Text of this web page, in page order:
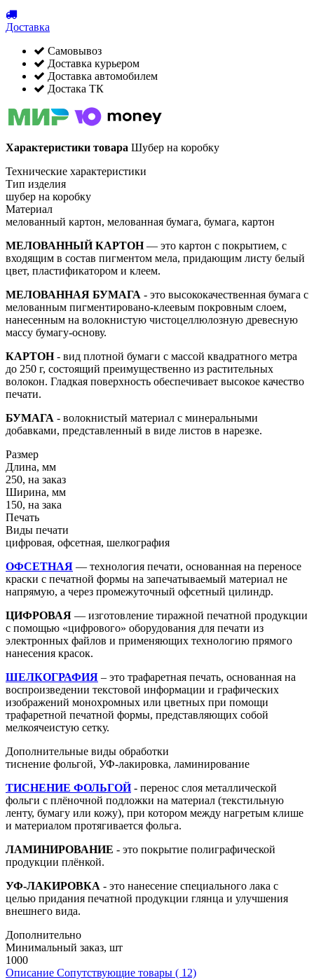
Доставка
Самовывоз
Доставка курьером
Доставка автомобилем
Достака ТК
Характеристики товара Шубер на коробку
Технические характеристики
Тип изделия
шубер на коробку
Материал
мелованный картон, мелованная бумага, бумага, картон
МЕЛОВАННЫЙ КАРТОН— это картон с покрытием, с
входящим в состав пигментом мела, придающим листу белый
цвет, пластификатором и клеем.
МЕЛОВАННАЯ БУМАГА - это высококачественная бумага с
мелованным пигментировано-клеевым покровным слоем,
нанесенным на волокнистую чистоцеллюлозную древесную
массу бумагу-основу.
КАРТОН- вид плотной бумаги с массой квадратного метра
до 250 г, состоящий преимущественно из растительных
волокон. Гладкая поверхность обеспечивает высокое качество
печати.
БУМАГА - волокнистый материал с минеральными
добавками, представленный в виде листов в нарезке.
Размер
Длина, мм
250, на заказ
Ширина, мм
150, на зака
Печать
Виды печати
цифровая, офсетная, шелкография
ОФСЕТНАЯ — технология печати, основанная на переносе
краски с печатной формы на запечатываемый материал не
напрямую, а через промежуточный офсетный цилиндр.
ЦИФРОВАЯ — изготовление тиражной печатной продукции
с помощью «цифрового» оборудования для печати из
электронных файлов и применяющих технологию прямого
нанесения красок.
ШЕЛКОГРАФИЯ – это трафаретная печать, основанная на
воспроизведении текстовой информации и графических
изображений монохромных или цветных при помощи
трафаретной печатной формы, представляющих собой
мелкоячеистую сетку.
Дополнительные виды обработки
тиснение фольгой, УФ-лакировка, ламинирование
ТИСНЕНИЕ ФОЛЬГОЙ- перенос слоя металлической
фольги с плёночной подложки на материал (текстильную
ленту, бумагу или кожу), при котором между нагретым клише
и материалом протягивается фольга.
ЛАМИНИРОВАНИЕ - это покрытие полиграфической
продукции плёнкой.
УФ-ЛАКИРОВКА - это нанесение специального лака с
целью придания печатной продукции глянца и улучшения
внешнего вида.
Дополнительно
Минимальный заказ, шт
1000
Описание Сопутствующие товары ( 12)